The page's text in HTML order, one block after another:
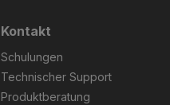
Kontakt
Schulungen
Technischer Support
Produktberatung